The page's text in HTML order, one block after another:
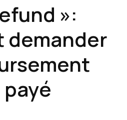
»:
demander
payé